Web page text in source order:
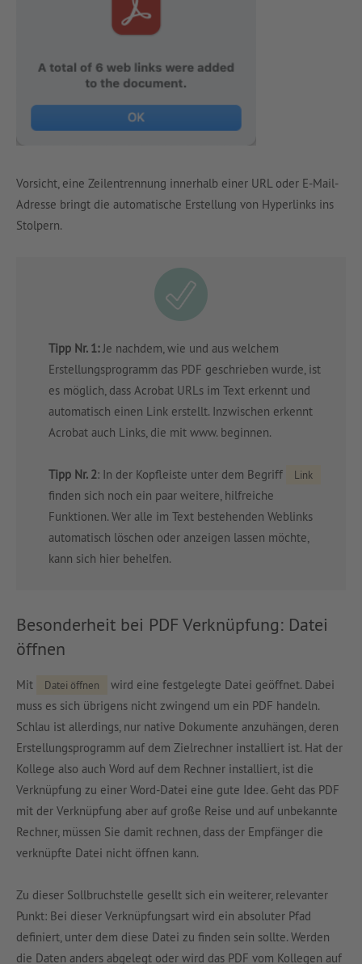
Vorsicht, eine Zeilentrennung innerhalb einer URL oder E-Mail-
Adresse bringt die automatische Erstellung von Hyperlinks ins
Stolpern.
Tipp Nr. 1:Je nachdem, wie und aus welchem
Erstellungsprogramm das PDF geschrieben wurde, ist
es möglich, dass Acrobat URLs im Text erkennt und
automatisch einen Link erstellt. Inzwischen erkennt
Acrobat auch Links, die mit www. beginnen.
Tipp Nr. 2: In der Kopfleiste unter dem Begriff Link
finden sich noch ein paar weitere, hilfreiche
Funktionen. Wer alle im Text bestehenden Weblinks
automatisch löschen oder anzeigen lassen möchte,
kann sich hier behelfen.
Besonderheit bei PDF Verknüpfung: Datei
öffnen
Mit Datei öffnen
wird eine festgelegte Datei geöffnet. Dabei
muss es sich übrigens nicht zwingend um ein PDF handeln.
Schlau ist allerdings, nur native Dokumente anzuhängen, deren
Erstellungsprogramm auf dem Zielrechner installiert ist. Hat der
Kollege also auch Word auf dem Rechner installiert, ist die
Verknüpfung zu einer Word-Datei eine gute Idee. Geht das PDF
mit der Verknüpfung aber auf große Reise und auf unbekannte
Rechner, müssen Sie damit rechnen, dass der Empfänger die
verknüpfte Datei nicht öffnen kann.
Zu dieser Sollbruchstelle gesellt sich ein weiterer, relevanter
Punkt: Bei dieser Verknüpfungsart wird ein absoluter Pfad
definiert, unter dem diese Datei zu finden sein sollte. Werden
die Daten anders abgelegt oder wird das PDF vom Kollegen auf